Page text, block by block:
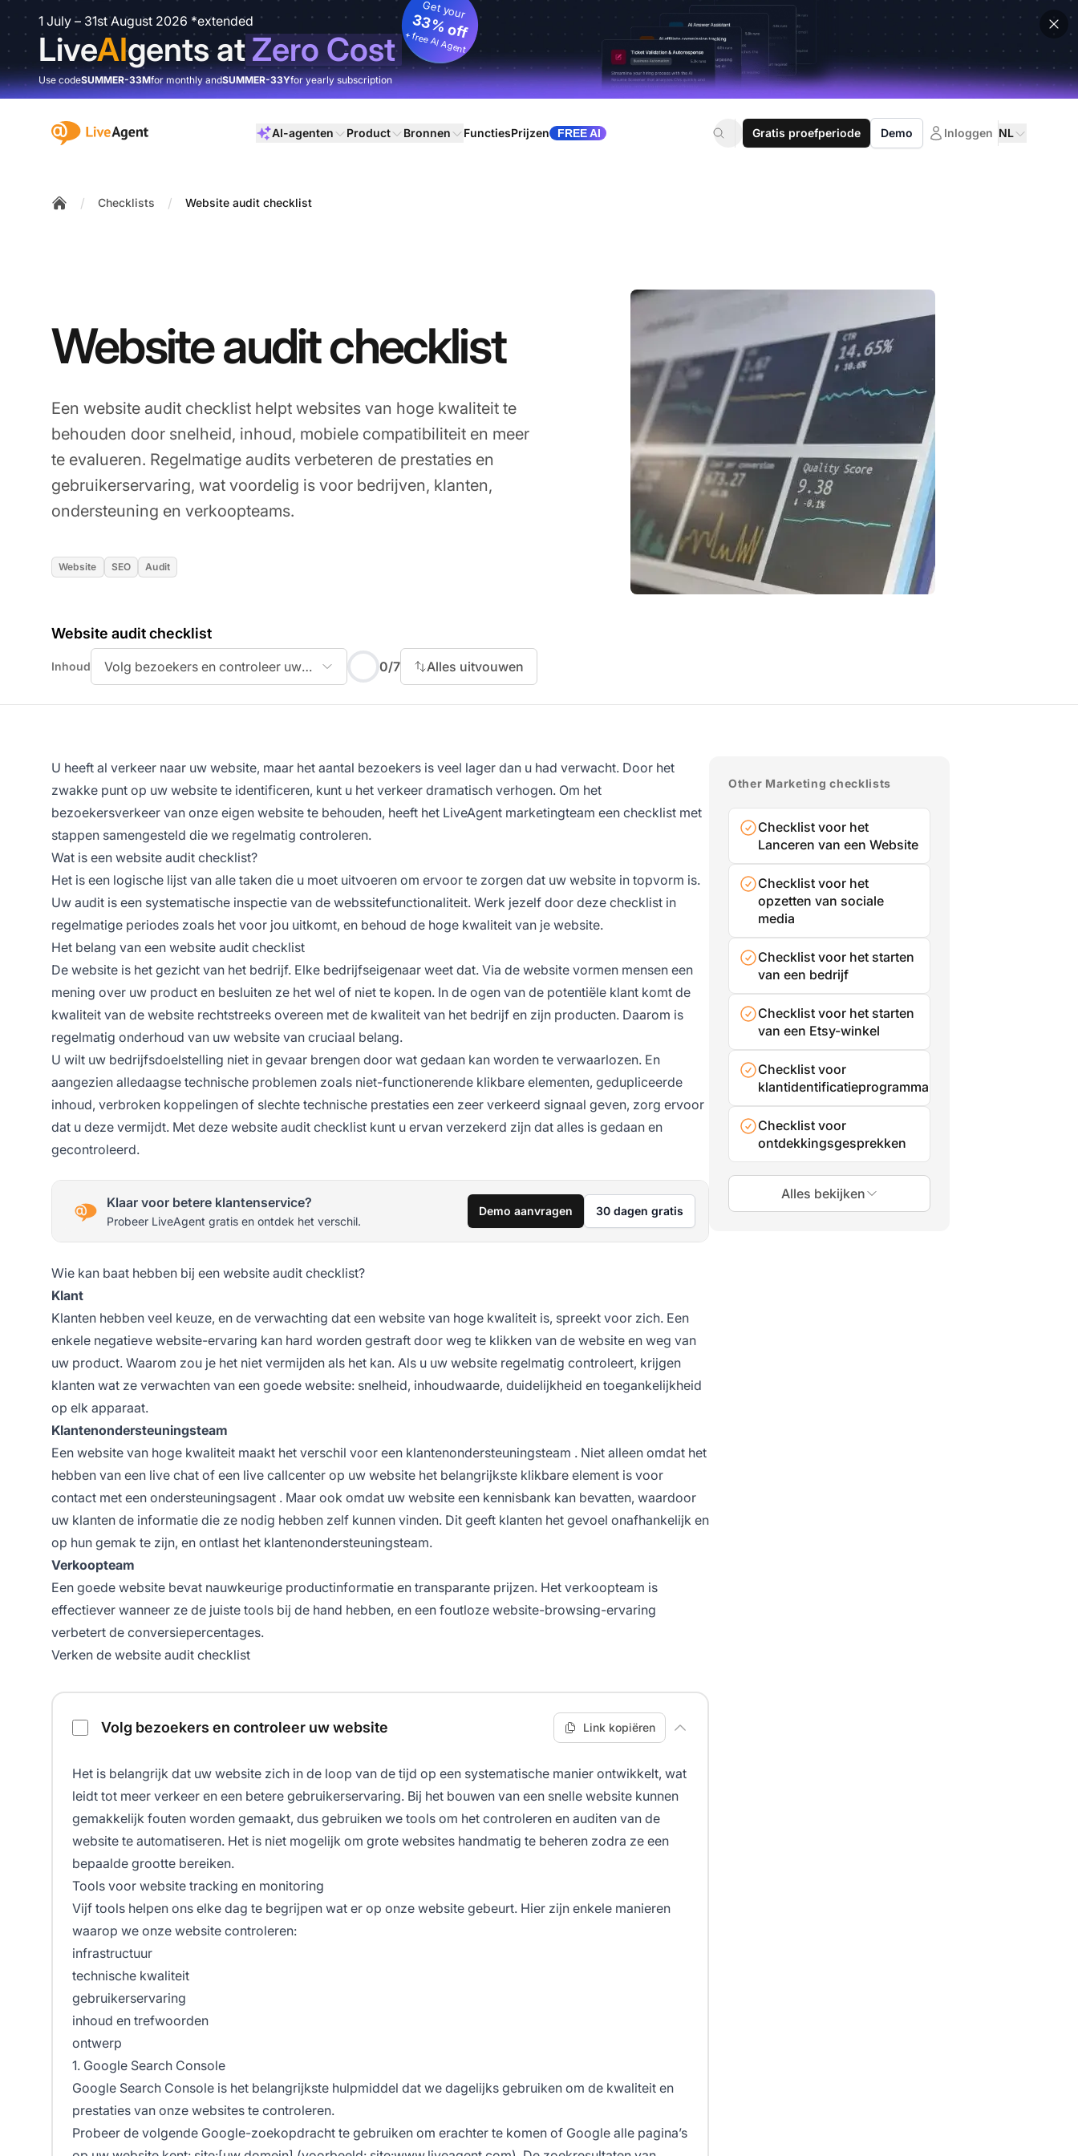
1 July – 31st August 2026 *extended
LiveAIgents atZero Cost
Get your
33% off
+ free AI Agent
Use codeSUMMER-33Mfor monthly andSUMMER-33Yfor yearly subscription
:site.title AI-agenten Product Bronnen FunctiesPrijzen FREE AI Gratis proefperiode Demo Inloggen NL
/ Checklists / Website audit checklist
Website audit checklist
Een website audit checklist helpt websites van hoge kwaliteit te
behouden door snelheid, inhoud, mobiele compatibiliteit en meer
te evalueren. Regelmatige audits verbeteren de prestaties en
gebruikerservaring, wat voordelig is voor bedrijven, klanten,
ondersteuning en verkoopteams.
Website SEO Audit
Website audit checklist
Inhoud Volg bezoekers en controleer uw website 0/7 Alles uitvouwen
U heeft al verkeer naar uw website, maar het aantal bezoekers is veel lager dan u had verwacht. Door het
zwakke punt op uw website te identificeren, kunt u het verkeer dramatisch verhogen. Om het
bezoekersverkeer van onze eigen website te behouden, heeft het LiveAgent marketingteam een checklist met
stappen samengesteld die we regelmatig controleren.
Wat is een website audit checklist?
Het is een logische lijst van alle taken die u moet uitvoeren om ervoor te zorgen dat uw website in topvorm is.
Uw audit is een systematische inspectie van de webssitefunctionaliteit. Werk jezelf door deze checklist in
regelmatige periodes zoals het voor jou uitkomt, en behoud de hoge kwaliteit van je website.
Het belang van een website audit checklist
De website is het gezicht van het bedrijf. Elke bedrijfseigenaar weet dat. Via de website vormen mensen een
mening over uw product en besluiten ze het wel of niet te kopen. In de ogen van de potentiële klant komt de
kwaliteit van de website rechtstreeks overeen met de kwaliteit van het bedrijf en zijn producten. Daarom is
regelmatig onderhoud van uw website van cruciaal belang.
U wilt uw bedrijfsdoelstelling niet in gevaar brengen door wat gedaan kan worden te verwaarlozen. En
aangezien alledaagse technische problemen zoals niet-functionerende klikbare elementen, gedupliceerde
inhoud, verbroken koppelingen of slechte technische prestaties een zeer verkeerd signaal geven, zorg ervoor
dat u deze vermijdt. Met deze website audit checklist kunt u ervan verzekerd zijn dat alles is gedaan en
gecontroleerd.
Klaar voor betere klantenservice?
Probeer LiveAgent gratis en ontdek het verschil.
Demo aanvragen 30 dagen gratis
Wie kan baat hebben bij een website audit checklist?
Klant
Klanten hebben veel keuze, en de verwachting dat een website van hoge kwaliteit is, spreekt voor zich. Een
enkele negatieve website-ervaring kan hard worden gestraft door weg te klikken van de website en weg van
uw product. Waarom zou je het niet vermijden als het kan. Als u uw website regelmatig controleert, krijgen
klanten wat ze verwachten van een goede website: snelheid, inhoudwaarde, duidelijkheid en toegankelijkheid
op elk apparaat.
Klantenondersteuningsteam
Een website van hoge kwaliteit maakt het verschil voor een klantenondersteuningsteam . Niet alleen omdat het
hebben van een live chat of een live callcenter op uw website het belangrijkste klikbare element is voor
contact met een ondersteuningsagent . Maar ook omdat uw website een kennisbank kan bevatten, waardoor
uw klanten de informatie die ze nodig hebben zelf kunnen vinden. Dit geeft klanten het gevoel onafhankelijk en
op hun gemak te zijn, en ontlast het klantenondersteuningsteam.
Verkoopteam
Een goede website bevat nauwkeurige productinformatie en transparante prijzen. Het verkoopteam is
effectiever wanneer ze de juiste tools bij de hand hebben, en een foutloze website-browsing-ervaring
verbetert de conversiepercentages.
Verken de website audit checklist
Website audit checklist
Volg bezoekers en controleer uw website Link kopiëren
Het is belangrijk dat uw website zich in de loop van de tijd op een systematische manier ontwikkelt, wat
leidt tot meer verkeer en een betere gebruikerservaring. Bij het bouwen van een snelle website kunnen
gemakkelijk fouten worden gemaakt, dus gebruiken we tools om het controleren en auditen van de
website te automatiseren. Het is niet mogelijk om grote websites handmatig te beheren zodra ze een
bepaalde grootte bereiken.
Tools voor website tracking en monitoring
Vijf tools helpen ons elke dag te begrijpen wat er op onze website gebeurt. Hier zijn enkele manieren
waarop we onze website controleren:
infrastructuur
technische kwaliteit
gebruikerservaring
inhoud en trefwoorden
ontwerp
1. Google Search Console
Google Search Console is het belangrijkste hulpmiddel dat we dagelijks gebruiken om de kwaliteit en
prestaties van onze websites te controleren.
Probeer de volgende Google-zoekopdracht te gebruiken om erachter te komen of Google alle pagina’s
Other Marketing checklists
Checklist voor het
Lanceren van een Website
Checklist voor het
opzetten van sociale
media
Checklist voor het starten
van een bedrijf
Checklist voor het starten
van een Etsy-winkel
Checklist voor
klantidentificatieprogramma
Checklist voor
ontdekkingsgesprekken
Alles bekijken